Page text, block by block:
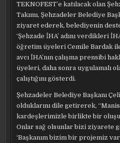
TEKNOFEST’e katılacak olan
Takımı, Şehzadeler Belediye
ziyaret ederek, belediyenin
‘Şehzade İHA’ adını verdikleri
öğretim üyeleri Cemile Bardak
avcı İHA’nın çalışma prensibi
üyeleri, daha sonra uygulamalı
çalıştığını gösterdi.
Şehzadeler Belediye Başkanı
olduklarını dile getirerek,
kardeşlerimizle birlikte bir
Onlar sağ olsunlar bizi ziyarete
‘Başkanım bizim bir projemiz